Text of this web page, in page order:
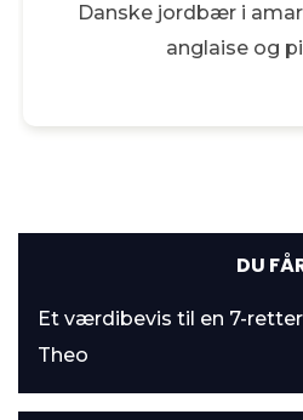
Danske jordbær i
anglaise og
DU
Et værdibevis til en 7-
Theo